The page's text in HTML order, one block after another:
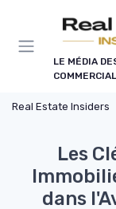
LE MÉDIA
COMMERCIAL
Real Estate Insiders
Les
dans